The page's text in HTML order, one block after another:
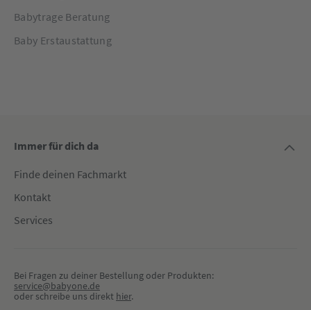
Babytrage Beratung
Baby Erstaustattung
Immer für dich da
Finde deinen Fachmarkt
Kontakt
Services
Bei Fragen zu deiner Bestellung oder Produkten:
service@babyone.de
oder schreibe uns direkt hier.